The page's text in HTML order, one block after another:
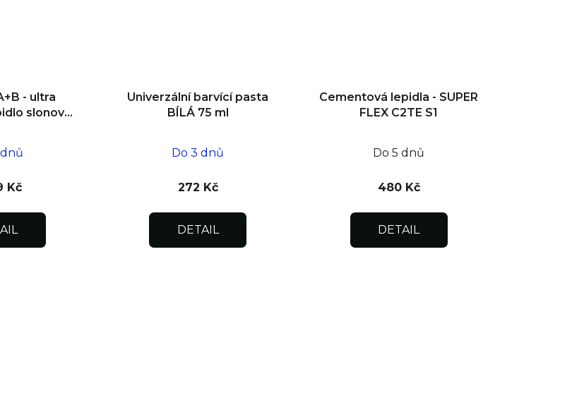
- ultra
slonová
Kč
Univerzální barvící pasta
BÍLÁ 75 ml
Do 3 dnů
272 Kč
DETAIL
Cementová lepidla - SUPER
FLEX C2TE S1
Do 5 dnů
480 Kč
DETAIL